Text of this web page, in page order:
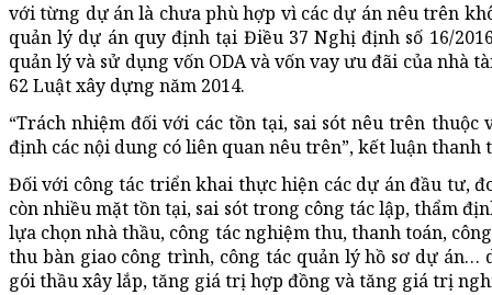
với từng dự án là chưa phù hợp vì các dự án nêu trên
quản lý dự án quy định tại Điều 37 Nghị định số 16/
quản lý và sử dụng vốn ODA và vốn vay ưu đãi của nhà
62 Luật xây dựng năm 2014.
“Trách nhiệm đối với các tồn tại, sai sót nêu trên
định các nội dung có liên quan nêu trên”, kết luận thanh
Đối với công tác triển khai thực hiện các dự án đầu tư,
còn nhiều mặt tồn tại, sai sót trong công tác lập, thẩm
lựa chọn nhà thầu, công tác nghiệm thu, thanh toán,
thu bàn giao công trình, công tác quản lý hồ sơ dự
gói thầu xây lắp, tăng giá trị hợp đồng và tăng giá trị